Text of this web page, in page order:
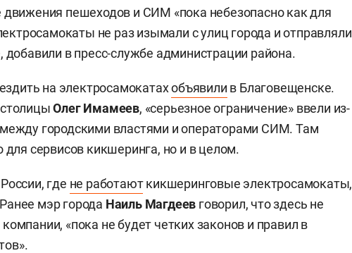
движения пешеходов и СИМ «пока небезопасно как для
не раз изымали с улиц города и отправляли
добавили в пресс-службе администрации района.
на электросамокатахобъявили в Благовещенске.
столицыОлег Имамеев, «серьезное ограничение» ввели из-
городскими властями и операторами СИМ. Там
для сервисов кикшеринга, но и в целом.
где не работаюткикшеринговые электросамокаты,
мэр города Наиль Магдеев говорил, что здесь не
«пока не будет четких законов и правил в